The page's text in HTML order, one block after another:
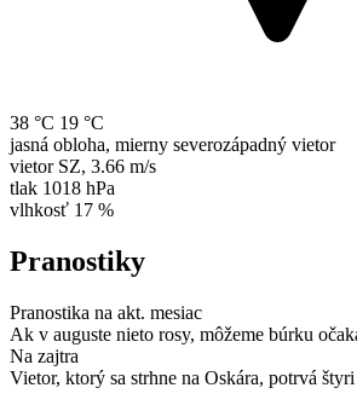
38 °C 19 °C
jasná obloha, mierny severozápadný vietor
vietor SZ, 3.66 m/s
tlak 1018 hPa
vlhkosť 17 %
Pranostiky
Pranostika na akt. mesiac
Ak v auguste nieto rosy, môžeme búrku
Na zajtra
Vietor, ktorý sa strhne na Oskára, potrvá